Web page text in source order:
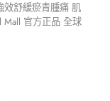
效舒緩瘀青腫痛 肌
Mall 官方正品 全球